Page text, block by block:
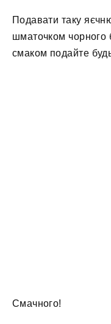
Подавати таку
шматочком чорного
смаком подайте
Смачного!